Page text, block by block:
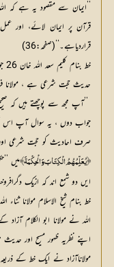
’’ایمان سے مقصود یہ ہے کہ
قرآن پر ایمان لائے، اور
قراردیاہے۔‘‘(صفحہ:36)
خط بنام کلیم سعد اللہ خان 26 جون 1936ء کہ
حدیث حجت شرعی ہے ، مولانا
’’آپ
صرف احادیث کو حجت شرعی
﴿ يُعَلِّمُهُمُ الْكِتَابَ وَالْحِكْمَةَ﴾میں
ایں دو شمع اند کہ ازیک
اللہ نے مولانا ابو الکلام آزاد
اپنے نظریہ ظہور مسیح اور
مولاناآزاد نے ایک خط کے